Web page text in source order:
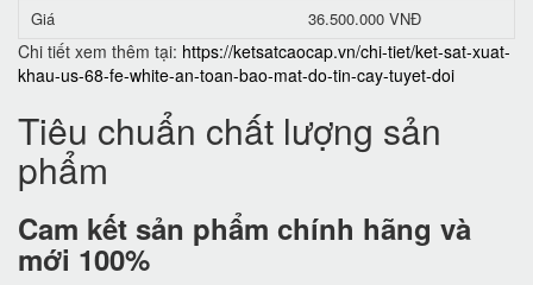
Giá
36.500.000 VNĐ
Chi tiết xem thêm tại: https://ketsatcaocap.vn/chi-tiet/ket-sat-xuat-
khau-us-68-fe-white-an-toan-bao-mat-do-tin-cay-tuyet-doi
Tiêu chuẩn chất lượng sản
phẩm
Cam kết sản phẩm chính hãng và
mới 100%